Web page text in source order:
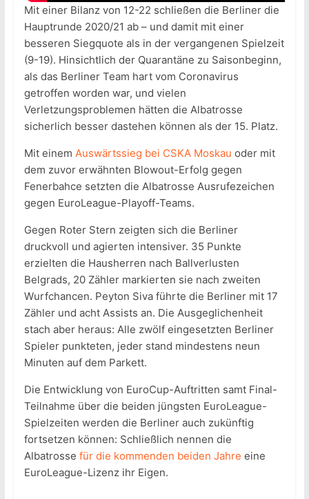
Mit einer Bilanz von 12-22 schließen die Berliner die
Hauptrunde 2020/21 ab – und damit mit einer
besseren Siegquote als in der vergangenen Spielzeit
(9-19). Hinsichtlich der Quarantäne zu Saisonbeginn,
als das Berliner Team hart vom Coronavirus
getroffen worden war, und vielen
Verletzungsproblemen hätten die Albatrosse
sicherlich besser dastehen können als der 15. Platz.
Mit einem Auswärtssieg bei CSKA Moskau oder mit
dem zuvor erwähnten Blowout-Erfolg gegen
Fenerbahce setzten die Albatrosse Ausrufezeichen
gegen EuroLeague-Playoff-Teams.
Gegen Roter Stern zeigten sich die Berliner
druckvoll und agierten intensiver. 35 Punkte
erzielten die Hausherren nach Ballverlusten
Belgrads, 20 Zähler markierten sie nach zweiten
Wurfchancen. Peyton Siva führte die Berliner mit 17
Zähler und acht Assists an. Die Ausgeglichenheit
stach aber heraus: Alle zwölf eingesetzten Berliner
Spieler punkteten, jeder stand mindestens neun
Minuten auf dem Parkett.
Die Entwicklung von EuroCup-Auftritten samt Final-
Teilnahme über die beiden jüngsten EuroLeague-
Spielzeiten werden die Berliner auch zukünftig
fortsetzen können: Schließlich nennen die
Albatrosse für die kommenden beiden Jahre eine
EuroLeague-Lizenz ihr Eigen.